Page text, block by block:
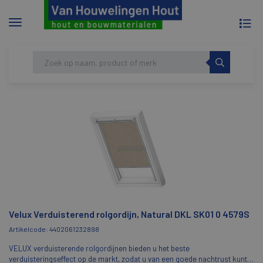
Menu
Velux Verduisterend rolgordijn, Natural DKL SK01 0 4579S
Artikelcode: 4402061232898
VELUX verduisterende rolgordijnen bieden u het beste
verduisteringseffect op de markt, zodat u van een goede nachtrust kunt